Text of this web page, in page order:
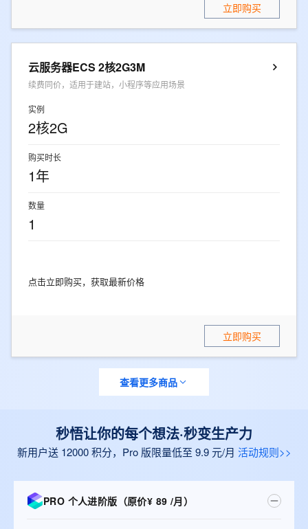
立即购买
云服务器ECS 2核2G3M
续费同价，适用于建站，小程序等应用场景
实例
2核2G
购买时长
1年
数量
1
点击立即购买，获取最新价格
立即购买
查看更多商品
秒悟让你的每个想法·秒变生产力
新用户送 12000 积分，Pro 版限量低至 9.9 元/月 活动规则>>
PRO 个人进阶版（原价¥ 89 /月）